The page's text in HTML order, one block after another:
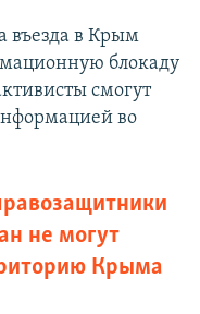
въезда в Крым
блокаду
смогут
во
не могут
Крыма